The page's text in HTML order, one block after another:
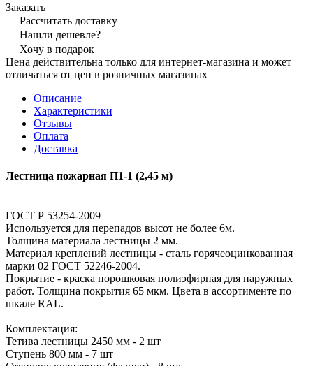
Заказать
Рассчитать доставку
Нашли дешевле?
Хочу в подарок
Цена действительна только для интернет-магазина и может
отличаться от цен в розничных магазинах
Описание
Характеристики
Отзывы
Оплата
Доставка
Лестница пожарная П1-1 (2,45 м)
ГОСТ Р 53254-2009
Используется для перепадов высот не более 6м.
Толщина материала лестницы 2 мм.
Материал креплений лестницы - сталь горячеоцинкованная
марки 02 ГОСТ 52246-2004.
Покрытие - краска порошковая полиэфирная для наружных
работ. Толщина покрытия 65 мкм. Цвета в ассортименте по
шкале RAL.
Комплектация:
Тетива лестницы 2450 мм - 2 шт
Ступень 800 мм - 7 шт